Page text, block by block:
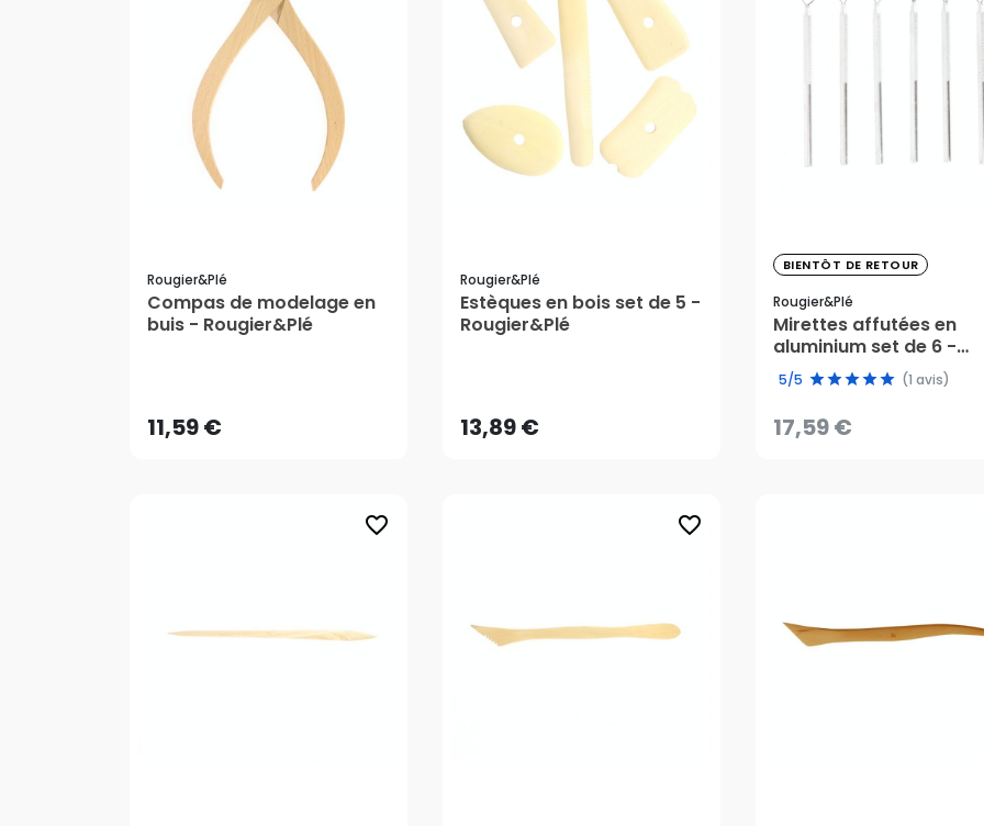
Rougier&plé
Compas de modelage en
buis - Rougier&Plé
11,59 €AJOUTER AU PANIER
Rougier&plé
Estèques en bois set de 5 -
Rougier&Plé
13,89 €AJOUTER AU PANIER
BIENTÔT DE RETOUR
Rougier&plé
Mirettes affutées en
aluminium set de 6 -
Rougier&Plé
5/5 (1 avis)
17,59 €
17,59 €
CRÉER UNE ALERTE
favorite_border favorite_border